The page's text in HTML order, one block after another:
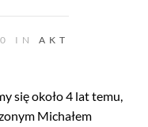
IN AKT
się około 4 lat temu,
Michałem